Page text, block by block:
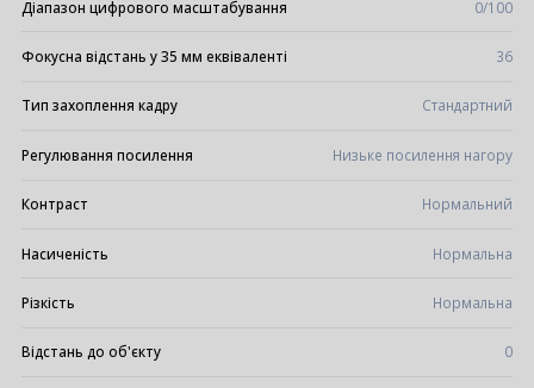
Діапазон цифрового масштабування 0/100
Фокусна відстань у 35 мм еквіваленті 36
Тип захоплення кадру Стандартний
Регулювання посилення Низьке посилення нагору
Контраст Нормальний
Насиченість Нормальна
Різкість Нормальна
Відстань до об'єкту 0